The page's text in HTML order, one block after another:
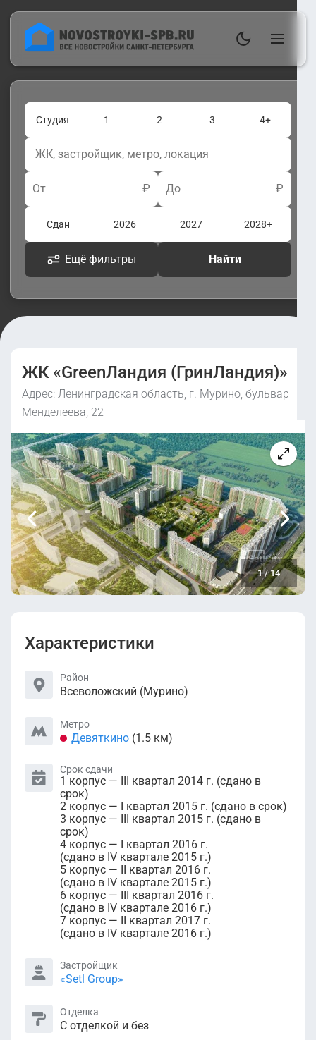
Студия 1 2 3 4+
От ₽ До ₽
Сдан 2026 2027 2028+
Ещё фильтры Найти
ЖК «GreenЛандия (ГринЛандия)»
Адрес: Ленинградская область, г. Мурино, бульвар
Менделеева, 22
1/14
Характеристики
Район
Всеволожский (Мурино)
Метро
Девяткино (1.5 км)
Срок сдачи
1 корпус — III квартал 2014 г. (сдано в
срок)
2 корпус — I квартал 2015 г. (сдано в срок)
3 корпус — III квартал 2015 г. (сдано в
срок)
4 корпус — I квартал 2016 г.
(сдано в IV квартале 2015 г.)
5 корпус — II квартал 2016 г.
(сдано в IV квартале 2015 г.)
6 корпус — III квартал 2016 г.
(сдано в IV квартале 2016 г.)
7 корпус — II квартал 2017 г.
(сдано в IV квартале 2016 г.)
Застройщик
«Setl Group»
Отделка
С отделкой и без